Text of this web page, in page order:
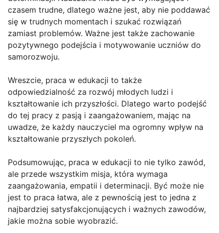
czasem trudne, dlatego ważne jest, aby nie poddawać
się w trudnych momentach i szukać rozwiązań
zamiast problemów. Ważne jest także zachowanie
pozytywnego podejścia i motywowanie uczniów do
samorozwoju.
Wreszcie, praca w edukacji to także
odpowiedzialność za rozwój młodych ludzi i
kształtowanie ich przyszłości. Dlatego warto podejść
do tej pracy z pasją i zaangażowaniem, mając na
uwadze, że każdy nauczyciel ma ogromny wpływ na
kształtowanie przyszłych pokoleń.
Podsumowując, praca w edukacji to nie tylko zawód,
ale przede wszystkim misja, która wymaga
zaangażowania, empatii i determinacji. Być może nie
jest to praca łatwa, ale z pewnością jest to jedna z
najbardziej satysfakcjonujących i ważnych zawodów,
jakie można sobie wyobrazić.